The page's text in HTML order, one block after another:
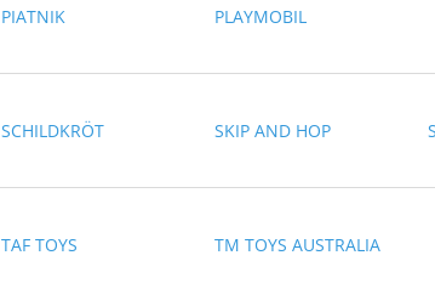
PIATNIK PLAYMOBIL
SCHILDKRÖT SKIP AND HOP
TAF TOYS TM TOYS AUSTRALIA